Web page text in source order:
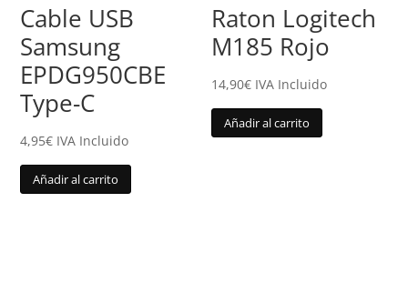
Cable USB
Samsung
EPDG950CBE
Type-C
4,95€ IVA Incluido
Añadir al carrito
Raton Logitech
M185 Rojo
14,90€ IVA Incluido
Añadir al carrito